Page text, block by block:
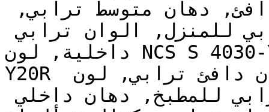
لون ترابي للغرف, لون ترابي للمنزل, الوان ترابي
داخلية, لون NCS S 4030-Y20R للدهان, NCS S 4030-
Y20R دهان, ألوان ترابي متوسط, دهان دافئ ترابي, لون
أصفر تحتي ترابي, ألوان ترابي للمطبخ, دهان داخلي